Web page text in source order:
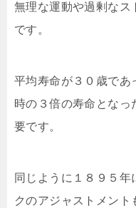
無理な運動や過剰なス
です。
平均寿命が３０歳であ
時の３倍の寿命となっ
要です。
同じように１８９５年
クのアジャストメント